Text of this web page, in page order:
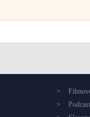
>
>